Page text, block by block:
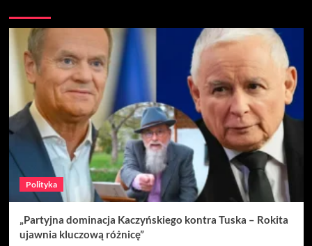
Polityka
„Partyjna dominacja Kaczyńskiego kontra Tuska – Rokita
ujawnia kluczową różnicę”